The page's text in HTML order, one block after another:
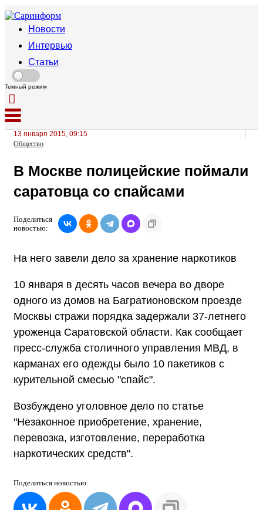
Новости
Интервью
Статьи
Темный режим
13 января 2015, 09:15
Общество
В Москве полицейские поймали
саратовца со спайсами
Поделиться
новостью:
На него завели дело за хранение наркотиков
10 января в десять часов вечера во дворе
одного из домов на Багратионовском проезде
Москвы стражи порядка задержали 37-летнего
уроженца Саратовской области. Как сообщает
пресс-служба столичного управления МВД, в
карманах его одежды было 10 пакетиков с
курительной смесью "спайс".
Возбуждено уголовное дело по статье
"Незаконное приобретение, хранение,
перевозка, изготовление, переработка
наркотических средств".
Поделиться новостью: